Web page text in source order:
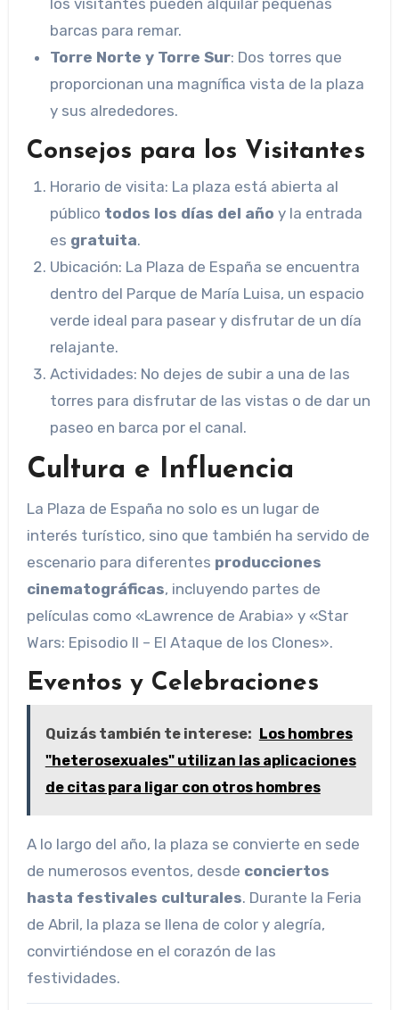
barcas para remar.
Torre Norte y Torre Sur: Dos torres que
proporcionan una magnífica vista de la plaza
y sus alrededores.
Consejos para los Visitantes
Horario de visita: La plaza está abierta al
público todos los días del año y la entrada
es gratuita.
Ubicación: La Plaza de España se encuentra
dentro del Parque de María Luisa, un espacio
verde ideal para pasear y disfrutar de un día
relajante.
Actividades: No dejes de subir a una de las
torres para disfrutar de las vistas o de dar un
paseo en barca por el canal.
Cultura e Influencia
La Plaza de España no solo es un lugar de
interés turístico, sino que también ha servido de
escenario para diferentes producciones
cinematográficas, incluyendo partes de
películas como «Lawrence de Arabia» y «Star
Wars: Episodio II – El Ataque de los Clones».
Eventos y Celebraciones
Quizás también te interese: Los hombres
"heterosexuales" utilizan las aplicaciones
de citas para ligar con otros hombres
A lo largo del año, la plaza se convierte en sede
de numerosos eventos, desde conciertos
hasta festivales culturales. Durante la Feria
de Abril, la plaza se llena de color y alegría,
convirtiéndose en el corazón de las
festividades.